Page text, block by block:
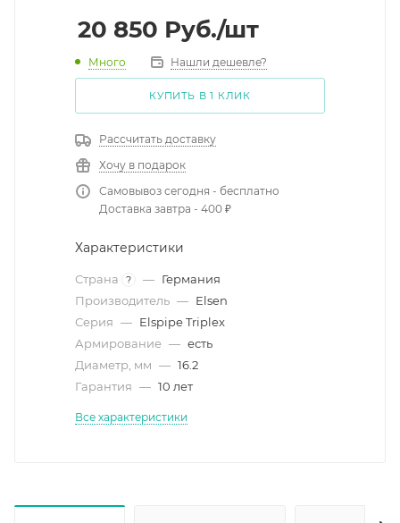
20 850 Руб./шт
Много Нашли дешевле?
КУПИТЬ В 1 КЛИК
Рассчитать доставку
Хочу в подарок
Самовывоз сегодня - бесплатно
Доставка завтра - 400 ₽
Характеристики
Страна ? — Германия
Производитель — Elsen
Серия — Elspipe Triplex
Армирование — есть
Диаметр, мм — 16.2
Гарантия — 10 лет
Все характеристики